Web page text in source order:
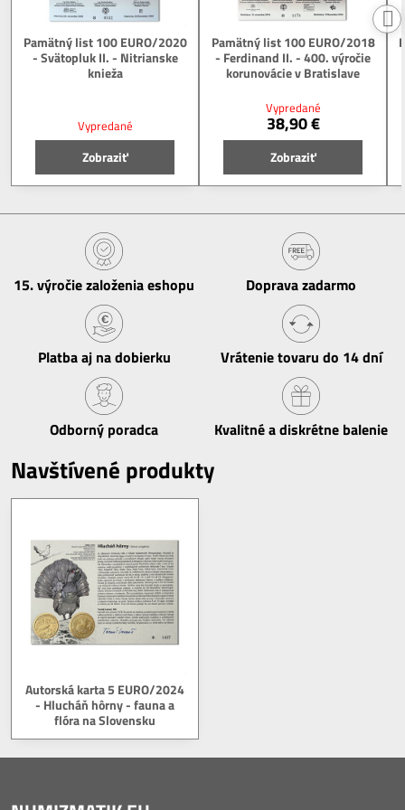
Pamätný list 100 EURO/2020
- Svätopluk II. - Nitrianske
knieža
Vypredané
Zobraziť
Pamätný list 100 EURO/2018
- Ferdinand II. - 400. výročie
korunovácie v Bratislave
Vypredané
38,90 €
Zobraziť
15​. výročie založenia eshopu Doprava zadarmo
Platba aj na dobierku Vrátenie tovaru do 14 dní
Odborný poradca Kvalitné a diskrétne balenie
Navštívené produkty
Autorská karta 5 EURO/2024
- Hlucháň hôrny - fauna a
flóra na Slovensku